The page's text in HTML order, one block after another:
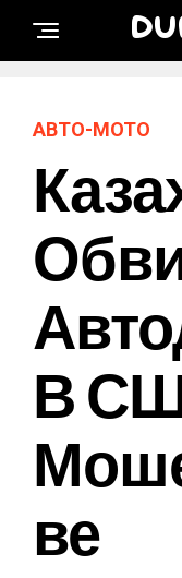
АВТО-МОТО
В
Ве